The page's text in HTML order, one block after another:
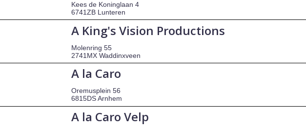
Kees de Koninglaan 4
6741ZB Lunteren
A King's Vision Productions
Molenring 55
2741MX Waddinxveen
A la Caro
Oremusplein 56
6815DS Arnhem
A la Caro Velp